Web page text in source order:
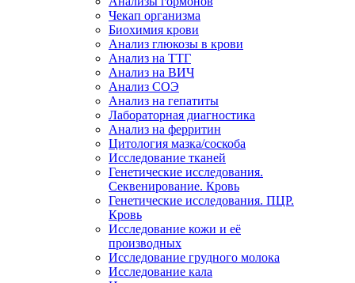
Чекап организма
Биохимия крови
Анализ глюкозы в крови
Анализ на ТТГ
Анализ на ВИЧ
Анализ СОЭ
Анализ на гепатиты
Лабораторная диагностика
Анализ на ферритин
Цитология мазка/соскоба
Исследование тканей
Генетические исследования.
Секвенирование. Кровь
Генетические исследования. ПЦР.
Кровь
Исследование кожи и её
производных
Исследование грудного молока
Исследование кала